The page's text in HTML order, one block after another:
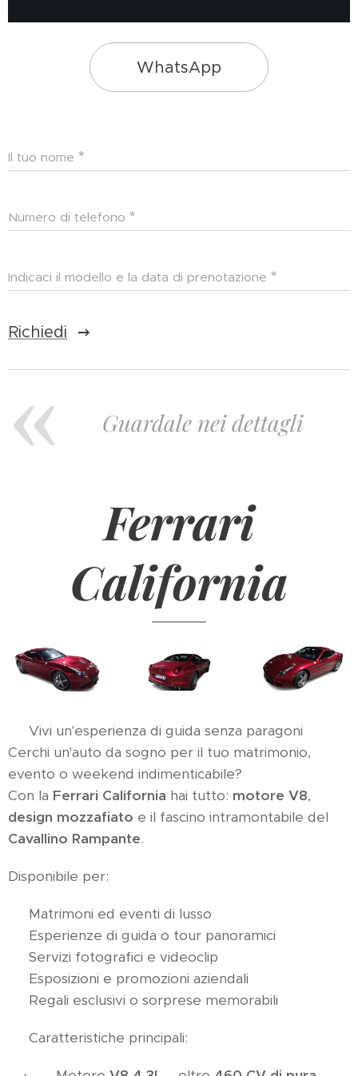
WhatsApp
Il tuo nome
Numero di telefono
Indicaci il modello e la data di prenotazione
Richiedi
Guardale nei dettagli
Ferrari
California
🔥 Vivi un'esperienza di guida senza paragoni
Cerchi un'auto da sogno per il tuo matrimonio,
evento o weekend indimenticabile?
Con la Ferrari California hai tutto: motore V8,
design mozzafiato e il fascino intramontabile del
Cavallino Rampante.
Disponibile per:
✅ Matrimoni ed eventi di lusso
✅ Esperienze di guida o tour panoramici
✅ Servizi fotografici e videoclip
✅ Esposizioni e promozioni aziendali
✅ Regali esclusivi o sorprese memorabili
🏁 Caratteristiche principali: